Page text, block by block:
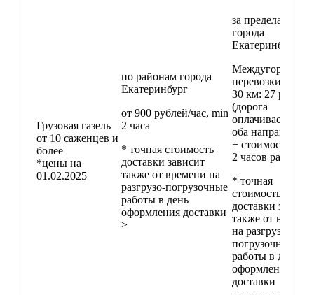
Грузовая газель
от 10 саженцев и
более
*цены на
01.02.2025
по районам города
Екатеринбург
от 900 рублей/час, min
2 часа
* точная стоимость
доставки зависит
также от времени на
разгрузо-погрузочные
работы в день
оформления доставки
>
за пределами
города
Екатеринбург
Междугородние
перевозки
30 км: 27 руб./км
(дорога
оплачивается в
оба направления
+ стоимость min
2 часов работы)
* точная
стоимость
доставки
также от
на разгрузо-
погрузочные
работы в день
оформления
доставки